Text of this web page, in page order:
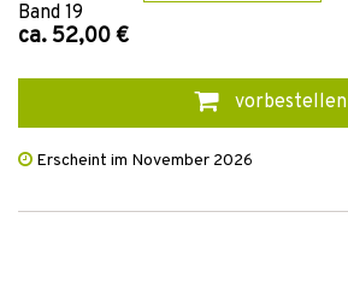
Band 19
ca. 52,00 €
vorbestellen
Erscheint im November 2026